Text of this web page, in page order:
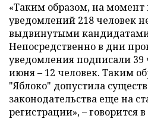
«Таким образом, на
уведомлений 218 человек
выдвинутыми кандидатами
Непосредственно в дни
уведомления подписали 39
июня – 12 человек. Таким
"Яблоко" допустила
законодательства еще на
регистрации», – говорится